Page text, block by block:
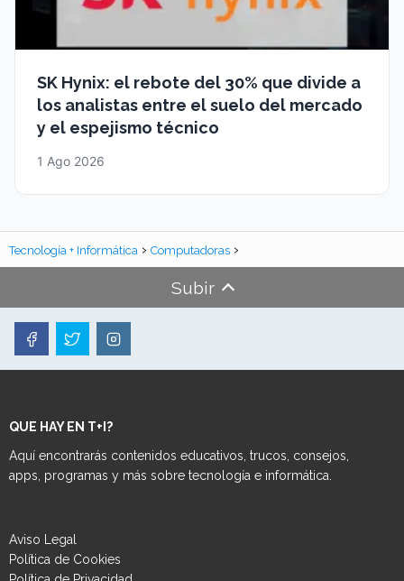
SK Hynix: el rebote del 30% que divide a
los analistas entre el suelo del mercado
y el espejismo técnico
1 Ago 2026
Tecnología + Informática Computadoras
Subir
QUE HAY EN T+I?
Aquí encontrarás contenidos educativos, trucos, consejos,
apps, programas y más sobre tecnología e informática.
Aviso Legal
Política de Cookies